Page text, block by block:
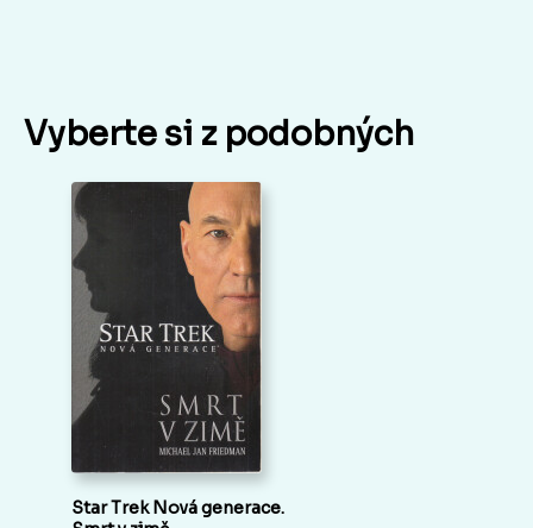
Vyberte si z podobných
Star Trek Nová generace.